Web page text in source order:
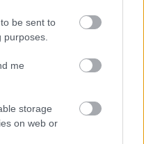
be sent to
me
storage
on web or
köve mesél –
található
valamint a közeli
híd és szobor is.